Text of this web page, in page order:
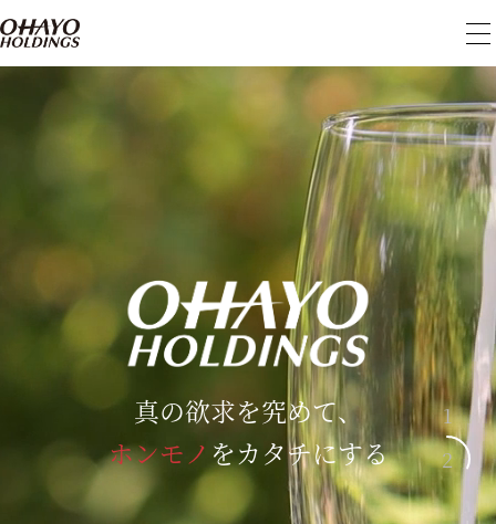
メ
ー
を
開
閉
真の欲求を究めて、
ホンモノ をカタチにする
真の欲求を究めて、
ホンモノ をカタチにする